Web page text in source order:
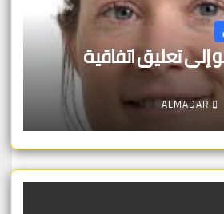
إلى تعليق اتفاقية
ALMADAR